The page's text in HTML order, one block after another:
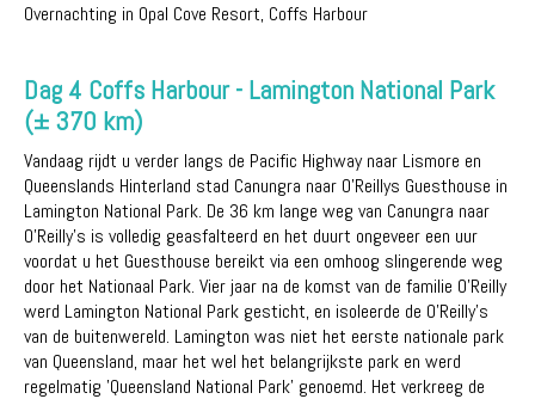
Overnachting in Opal Cove Resort, Coffs Harbour
Dag 4 Coffs Harbour - Lamington National Park
(± 370 km)
Vandaag rijdt u verder langs de Pacific Highway naar Lismore en
Queenslands Hinterland stad Canungra naar O'Reillys Guesthouse in
Lamington National Park. De 36 km lange weg van Canungra naar
O'Reilly's is volledig geasfalteerd en het duurt ongeveer een uur
voordat u het Guesthouse bereikt via een omhoog slingerende weg
door het Nationaal Park. Vier jaar na de komst van de familie O'Reilly
werd Lamington National Park gesticht, en isoleerde de O'Reilly's
van de buitenwereld. Lamington was niet het eerste nationale park
van Queensland, maar het wel het belangrijkste park en werd
regelmatig 'Queensland National Park' genoemd. Het verkreeg de